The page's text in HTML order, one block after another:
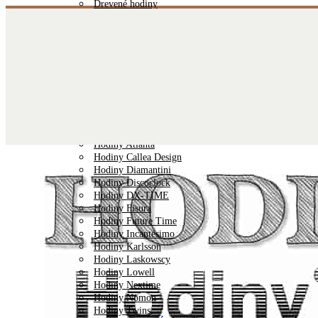
Drevené hodiny
Hodiny Atlanta
Hodiny Callea Design
Hodiny Diamantini
Hodiny Discoclock
Hodiny DX-TIME
Hodiny Fisura
Hodiny Future Time
Hodiny Incantesimo
Hodiny Karlsson
Hodiny Laskowscy
Hodiny Lowell
Hodiny Nextime
Hodiny Nomon
Hodiny Twins